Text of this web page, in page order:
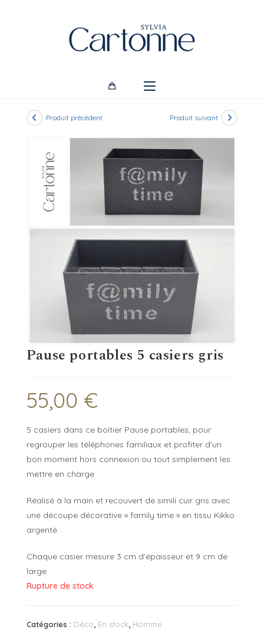
Produit précédent Produit suivant
Pause portables 5 casiers gris
55,00 €
5 casiers dans ce boîtier Pause portables, pour
regrouper les téléphones familiaux et profiter d’un
bon moment hors connexion ou tout simplement les
mettre en charge
Réalisé à la main et recouvert de simili cuir gris avec
une découpe décorative « family time » en tissu Kikko
argenté
Chaque casier mesure 3 cm d’épaisseur et 9 cm de
large
Rupture de stock
Catégories : Déco En stock Homme